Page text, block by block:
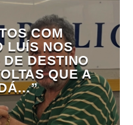
COM
LUÍS NOS
DESTINO
QUE A